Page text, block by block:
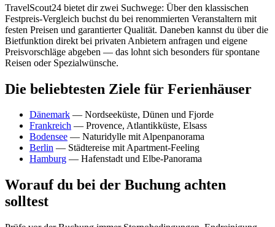
TravelScout24 bietet dir zwei Suchwege: Über den klassischen
Festpreis-Vergleich buchst du bei renommierten Veranstaltern mit
festen Preisen und garantierter Qualität. Daneben kannst du über die
Bietfunktion direkt bei privaten Anbietern anfragen und eigene
Preisvorschläge abgeben — das lohnt sich besonders für spontane
Reisen oder Spezialwünsche.
Die beliebtesten Ziele für Ferienhäuser
Dänemark — Nordseeküste, Dünen und Fjorde
Frankreich — Provence, Atlantikküste, Elsass
Bodensee — Naturidylle mit Alpenpanorama
Berlin — Städtereise mit Apartment-Feeling
Hamburg — Hafenstadt und Elbe-Panorama
Worauf du bei der Buchung achten
solltest